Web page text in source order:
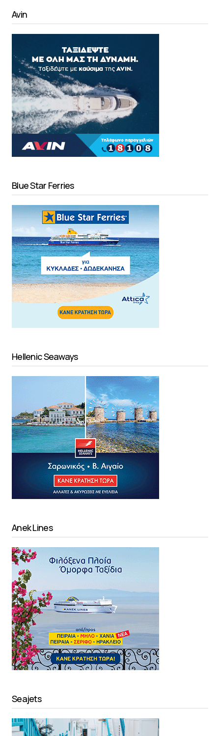
Avin
Blue Star Ferries
Hellenic Seaways
Anek Lines
Seajets